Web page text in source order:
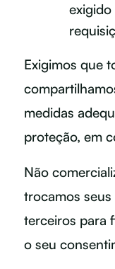
Exigimos que
medidas
proteção, em
Não
trocamos
terceiros para
o seu